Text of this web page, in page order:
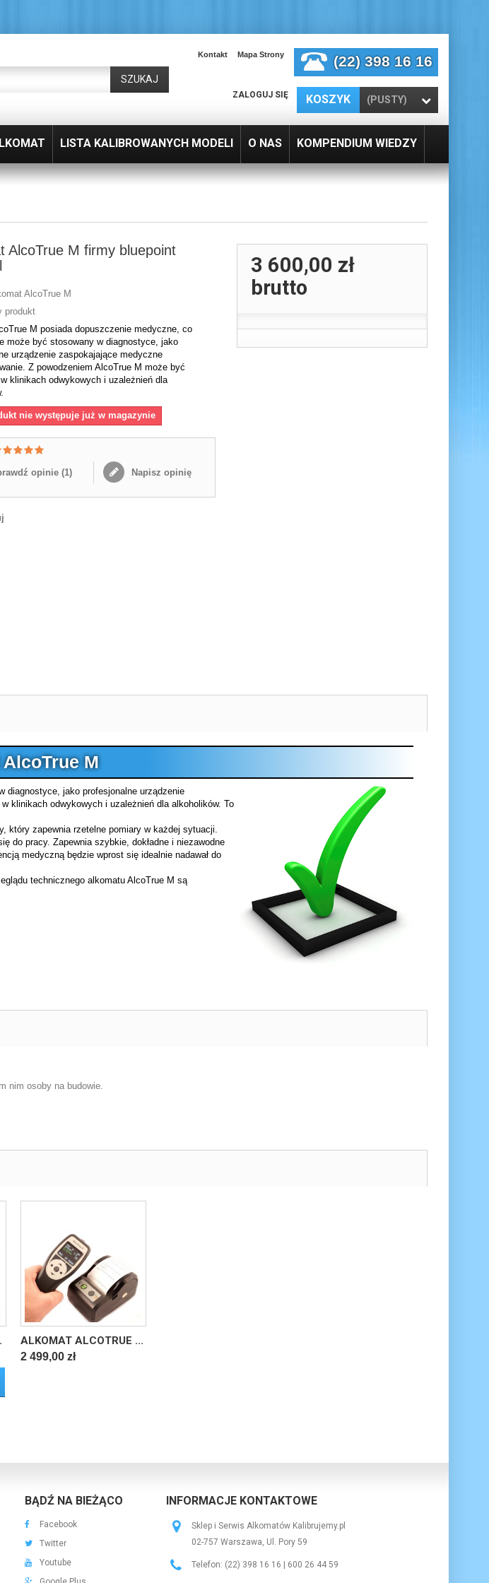
Kontakt Mapa Strony (22) 398 16 16
KOSZYK (PUSTY)
ZALOGUJ SIĘ
SZUKAJ
LISTA KALIBROWANYCH MODELI O NAS KOMPENDIUM WIEDZY
AlcoTrue M firmy bluepoint
AlcoTrue M
produkt
M posiada dopuszczenie medyczne, co
może być stosowany w diagnostyce, jako
urządzenie zaspokajające medyczne
Z powodzeniem AlcoTrue M może być
klinikach odwykowych i uzależnień dla
nie występuje już w magazynie
opinie (1) Napisz opinię
3 600,00 zł
brutto
M
diagnostyce, jako profesjonalne urządzenie
klinikach odwykowych i uzależnień dla alkoholików. To
który zapewnia rzetelne pomiary w każdej sytuacji.
do pracy. Zapewnia szybkie, dokładne i niezawodne
medyczną będzie wprost się idealnie nadawał do
technicznego alkomatu AlcoTrue M są
nim osoby na budowie.
ALKOMAT ALCOTRUE ...
2 499,00 zł
BĄDŹ NA BIEŻĄCO
Facebook
Twitter
Youtube
INFORMACJE KONTAKTOWE
Sklep i Serwis Alkomatów Kalibrujemy.pl
02-757 Warszawa, Ul. Pory 59
Telefon: (22) 398 16 16 | 600 26 44 59